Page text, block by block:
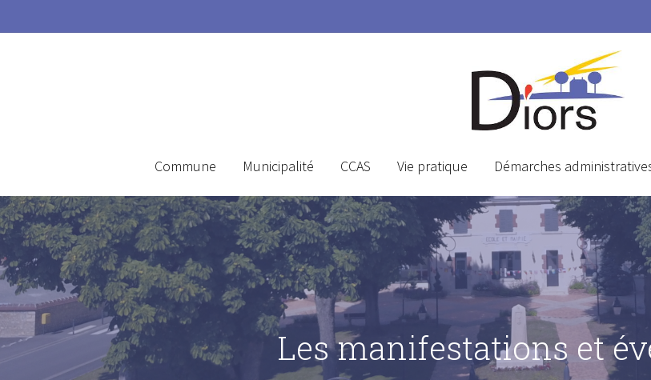
Commune Municipalité CCAS Vie pratique Démarches
Les manifestations et